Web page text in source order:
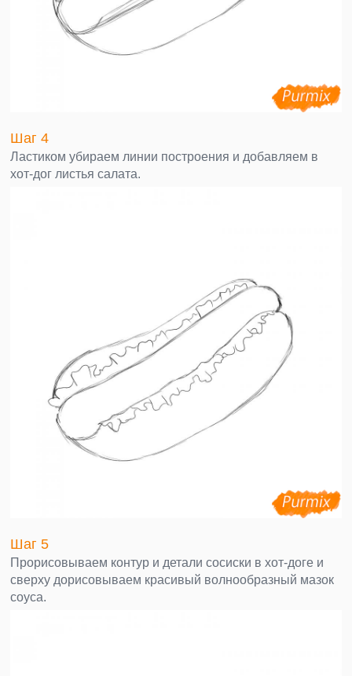
Шаг 4
Ластиком убираем линии построения и добавляем в
хот-дог листья салата.
Шаг 5
Прорисовываем контур и детали сосиски в хот-доге и
сверху дорисовываем красивый волнообразный мазок
соуса.